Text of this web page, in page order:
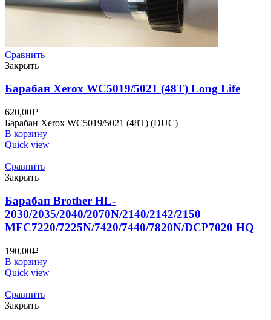
Сравнить
Закрыть
Барабан Xerox WC5019/5021 (48T) Long Life
620,00Р
Барабан Xerox WC5019/5021 (48T) (DUC)
В корзину
Quick view
Сравнить
Закрыть
Барабан Brother HL-
2030/2035/2040/2070N/2140/2142/2150
MFC7220/7225N/7420/7440/7820N/DCP7020 HQ
190,00Р
В корзину
Quick view
Сравнить
Закрыть